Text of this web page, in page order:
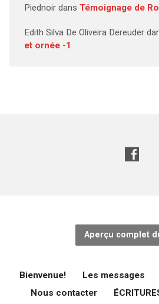
Piednoirdans Témoignage de
Edith Silva De Oliveira Dereuder
et ornée -1
Aperçu complet
Bienvenue! Les messages
Nous contacter